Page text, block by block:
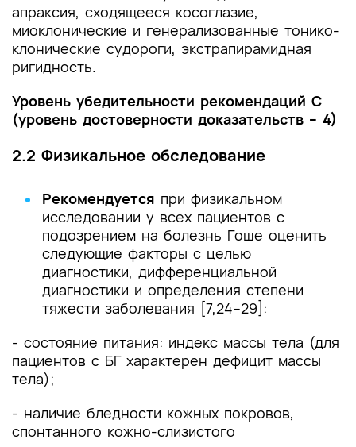
апраксия, сходящееся косоглазие,
миоклонические и генерализованные тонико-
клонические судороги, экстрапирамидная
ригидность.
Уровень убедительности рекомендаций С
(уровень достоверности доказательств – 4)
2.2 Физикальное обследование
Рекомендуется при физикальном
исследовании у всех пациентов с
подозрением на болезнь Гоше оценить
следующие факторы с целью
диагностики, дифференциальной
диагностики и определения степени
тяжести заболевания [7,24–29]:
- состояние питания: индекс массы тела (для
пациентов с БГ характерен дефицит массы
тела);
- наличие бледности кожных покровов,
спонтанного кожно-слизистого